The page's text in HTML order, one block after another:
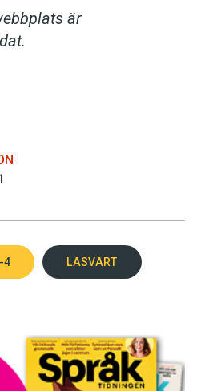
är
4 LÄSVÄRT